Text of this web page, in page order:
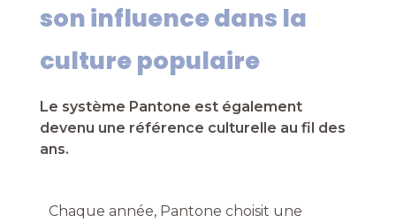
son influence dans la
culture populaire
Le système Pantone est également
devenu une référence culturelle au fil des
ans.
Chaque année, Pantone choisit une